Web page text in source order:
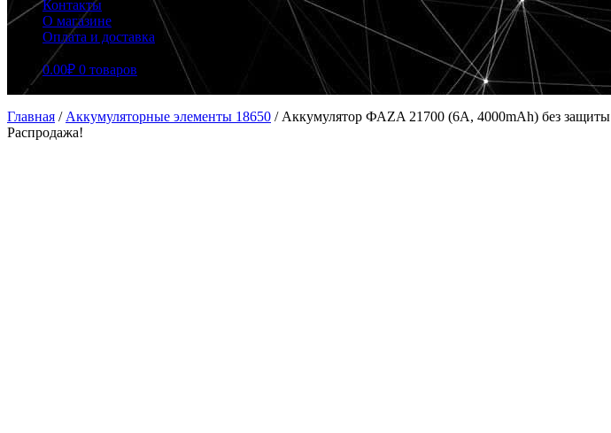
Контакты
О магазине
Оплата и доставка
0.00₽ 0 товаров
Главная / Аккумуляторные элементы 18650 / Аккумулятор ФАZA 21700 (6A, 4000mAh) без защиты
Распродажа!